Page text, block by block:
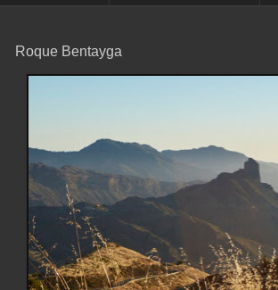
Roque Bentayga